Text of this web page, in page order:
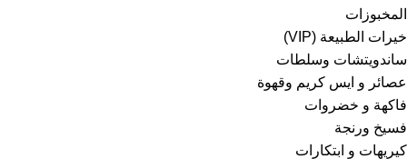
المخبوزات
خيرات الطبيعة (VIP)
ساندويتشات وسلطات
عصائر و ايس كريم وقهوة
فاكهة و خضروات
فسيخ ورنجة
كيريهات و ابتكارات